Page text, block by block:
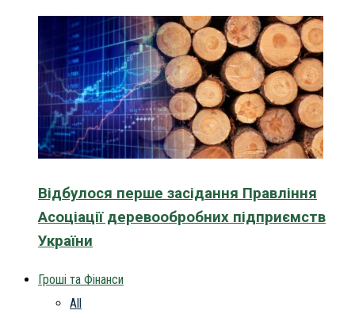
Відбулося перше засідання Правління
Асоціації деревообробних підприємств
України
Гроші та Фінанси
All